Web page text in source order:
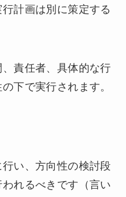
計画は別に策定する
、責任者、具体的な行
下で実行されます。
い、方向性の検討段
れるべきです（言い